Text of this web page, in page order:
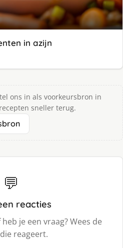
in azijn
ons in als voorkeursbron in
sneller terug.
💬
reacties
je een vraag? Wees de
reageert.